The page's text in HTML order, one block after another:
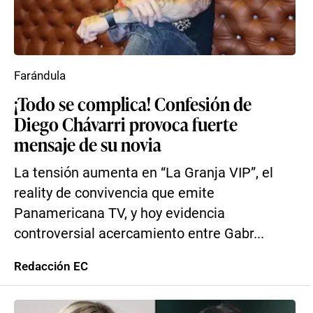
¡Todo se complica! Confesión de
Diego Chávarri provoca fuerte
mensaje de su novia
La tensión aumenta en “La Granja VIP”, el
reality de convivencia que emite
Panamericana TV, y hoy evidencia
controversial acercamiento entre Gabr...
Farándula
Redacción EC